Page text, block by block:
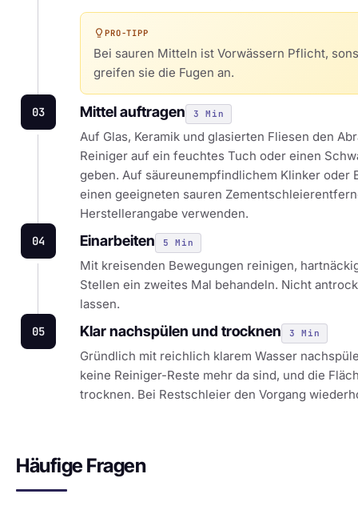
PRO-TIPP
Bei sauren Mitteln ist Vorwässern Pflicht,
greifen sie die Fugen an.
03 Mittel auftragen 3 Min
Auf Glas, Keramik und glasierten Fliesen den
Reiniger auf ein feuchtes Tuch oder einen
geben. Auf säureunempfindlichem Klinker oder
einen geeigneten sauren
Herstellerangabe verwenden.
04 Einarbeiten 5 Min
Mit kreisenden Bewegungen reinigen,
Stellen ein zweites Mal behandeln. Nicht
lassen.
05 Klar nachspülen und trocknen 3 Min
Gründlich mit reichlich klarem Wasser
keine Reiniger-Reste mehr da sind, und die
trocknen. Bei Restschleier den Vorgang
Häufige Fragen